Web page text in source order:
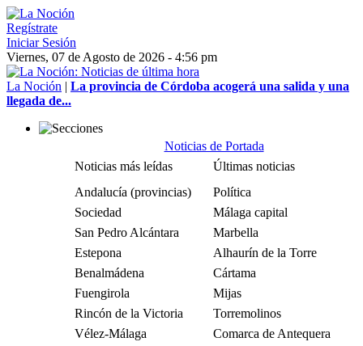
Regístrate
Iniciar Sesión
Viernes, 07 de Agosto de 2026 - 4:56 pm
La Noción | La provincia de Córdoba acogerá una salida y una
llegada de...
Noticias de Portada
Noticias más leídas
Últimas noticias
Andalucía (provincias)
Política
Sociedad
Málaga capital
San Pedro Alcántara
Marbella
Estepona
Alhaurín de la Torre
Benalmádena
Cártama
Fuengirola
Mijas
Rincón de la Victoria
Torremolinos
Vélez-Málaga
Comarca de Antequera